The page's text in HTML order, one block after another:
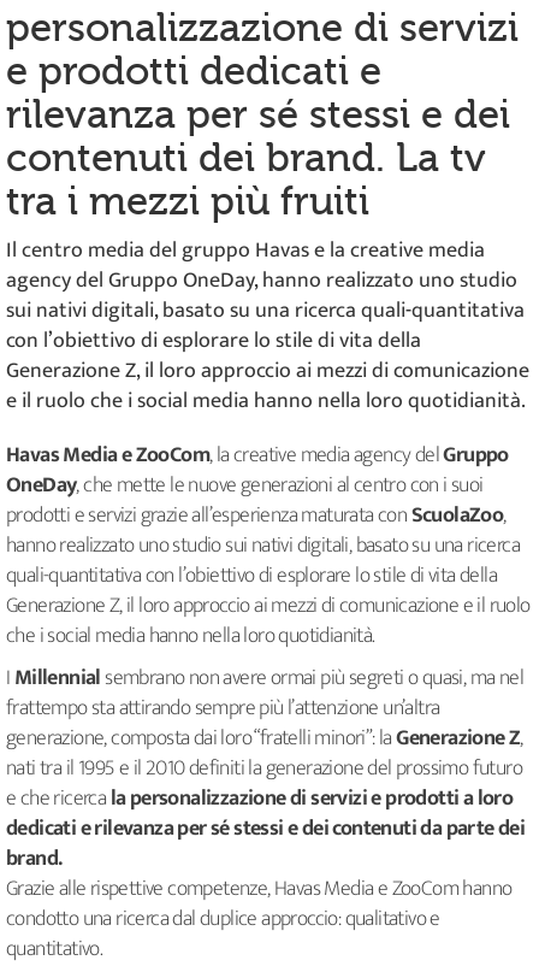
personalizzazione di servizi
e prodotti dedicati e
rilevanza per sé stessi e dei
contenuti dei brand. La tv
tra i mezzi più fruiti
Il centro media del gruppo Havas e la creative media
agency del Gruppo OneDay, hanno realizzato uno studio
sui nativi digitali, basato su una ricerca quali-quantitativa
con l’obiettivo di esplorare lo stile di vita della
Generazione Z, il loro approccio ai mezzi di comunicazione
e il ruolo che i social media hanno nella loro quotidianità.
Havas Media e ZooCom, la creative media agency delGruppo
OneDay, che mette le nuove generazioni al centro con i suoi
prodotti e servizi grazie all’esperienza maturata conScuolaZoo,
hanno realizzato uno studio sui nativi digitali, basato su una ricerca
quali-quantitativa con l’obiettivo di esplorare lo stile di vita della
Generazione Z, il loro approccio ai mezzi di comunicazione e il ruolo
che i social media hanno nella loro quotidianità.
IMillennialsembrano non avere ormai più segreti o quasi, ma nel
frattempo sta attirando sempre più l’attenzione un’altra
generazione, composta dai loro “fratelli minori”: laGenerazione Z,
nati tra il 1995 e il 2010 definiti la generazione del prossimo futuro
e che ricercala personalizzazione di servizi e prodotti a loro
dedicati e rilevanza per sé stessi e dei contenuti da parte dei
brand.
Grazie alle rispettive competenze, Havas Media e ZooCom hanno
condotto una ricerca dal duplice approccio: qualitativo e
quantitativo.